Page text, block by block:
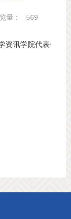
量： 569
大学资讯学院代